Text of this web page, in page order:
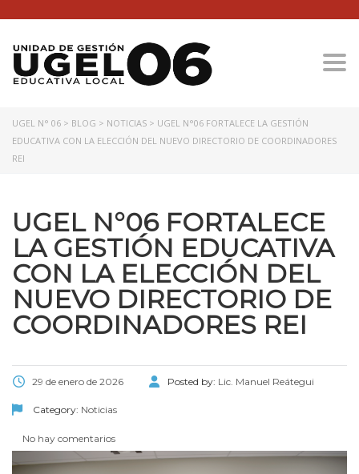
UGEL N° 06 > BLOG > NOTICIAS > UGEL N°06 FORTALECE LA GESTIÓN
EDUCATIVA CON LA ELECCIÓN DEL NUEVO DIRECTORIO DE COORDINADORES
REI
UGEL N°06 FORTALECE
LA GESTIÓN EDUCATIVA
CON LA ELECCIÓN DEL
NUEVO DIRECTORIO DE
COORDINADORES REI
29 de enero de 2026 Posted by: Lic. Manuel Reátegui
Category: Noticias
No hay comentarios